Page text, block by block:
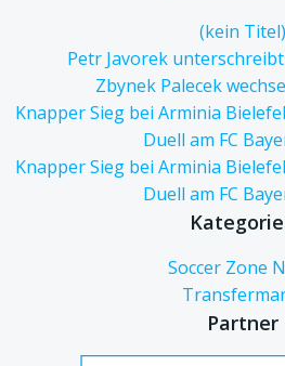
(kein Titel)
Petr Javorek
Zbynek Palecek
Knapper Sieg bei Arminia
Duell am FC
Knapper Sieg bei Arminia
Duell am FC
Soccer Zone
Partner